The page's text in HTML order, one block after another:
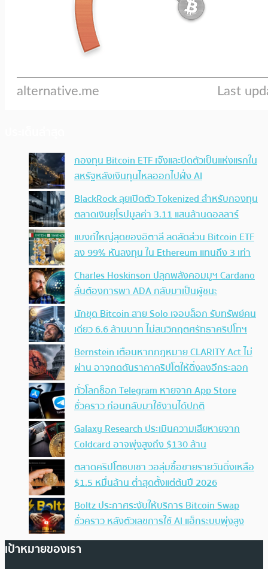
กองทุน Bitcoin ETF เจ๊งและปิดตัวเป็นแห่งแรกใน
สหรัฐหลังเงินทุนไหลออกไปฝั่ง AI
BlackRock ลุยเปิดตัว Tokenized สำหรับกองทุน
ตลาดเงินยุโรปมูลค่า 3.11 แสนล้านดอลลาร์
แบงก์ใหญ่สุดของอิตาลี ลดสัดส่วน Bitcoin ETF
ลง 99% หันลงทุน ใน Ethereum แทนถึง 3 เท่า
Charles Hoskinson ปลุกพลังคอมมูฯ Cardano
ลั่นต้องการพา ADA กลับมาเป็นผู้ชนะ
นักขุด Bitcoin สาย Solo เจอบล็อก รับทรัพย์คน
เดียว 6.6 ล้านบาท ไม่สนวิกฤตศรัทธาคริปโทฯ
Bernstein เตือนหากกฎหมาย CLARITY Act ไม่
ผ่าน อาจกดดันราคาคริปโตให้ดิ่งลงอีกระลอก
ทั่วโลกช็อก Telegram หายจาก App Store
ชั่วคราว ก่อนกลับมาใช้งานได้ปกติ
Galaxy Research ประเมินความเสียหายจาก
Coldcard อาจพุ่งสูงถึง $130 ล้าน
ตลาดคริปโตซบเซา วอลุ่มซื้อขายรายวันดิ่งเหลือ
$1.5 หมื่นล้าน ต่ำสุดตั้งแต่ต้นปี 2026
Boltz ประกาศระงับให้บริการ Bitcoin Swap
ชั่วคราว หลังตัวเลขการใช้ AI แฮ็กระบบพุ่งสูง
เป้าหมายของเรา